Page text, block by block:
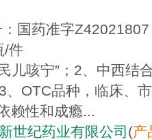
：国药准字
/件
儿咳宁”；2、中西结
、OTC品种，临床、
赖性和成瘾...
世纪药业有限公司 (产